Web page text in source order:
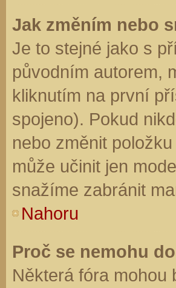
Jak změním nebo
Je to stejné jako s
původním autorem,
kliknutím na první
spojeno). Pokud
nebo změnit
může učinit jen
snažíme zabránit
Nahoru
Proč se nemohu
Některá fóra mohou